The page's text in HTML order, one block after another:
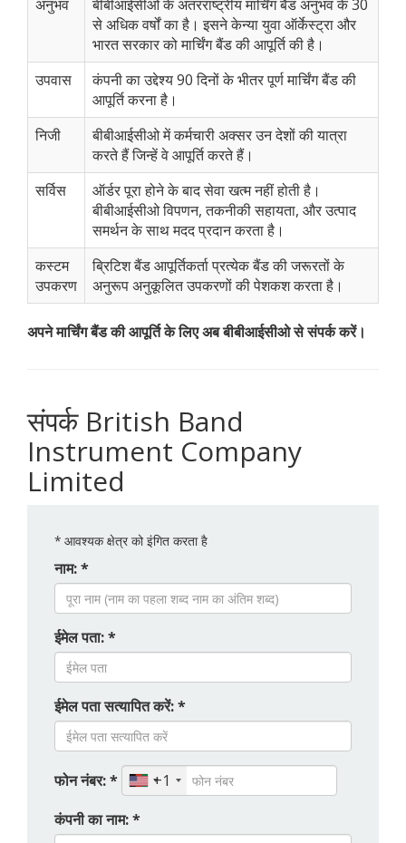
अनुभव
बीबीआईसीओ के अंतरराष्ट्रीय मार्चिंग बैंड अनुभव के 30
से अधिक वर्षों का है। इसने केन्या युवा ऑर्केस्ट्रा और
भारत सरकार को मार्चिंग बैंड की आपूर्ति की है।
उपवास
कंपनी का उद्देश्य 90 दिनों के भीतर पूर्ण मार्चिंग बैंड की
आपूर्ति करना है।
निजी
बीबीआईसीओ में कर्मचारी अक्सर उन देशों की यात्रा
करते हैं जिन्हें वे आपूर्ति करते हैं।
सर्विस
ऑर्डर पूरा होने के बाद सेवा खत्म नहीं होती है।
बीबीआईसीओ विपणन, तकनीकी सहायता, और उत्पाद
समर्थन के साथ मदद प्रदान करता है।
कस्टम
उपकरण
ब्रिटिश बैंड आपूर्तिकर्ता प्रत्येक बैंड की जरूरतों के
अनुरूप अनुकूलित उपकरणों की पेशकश करता है।
अपने मार्चिंग बैंड की आपूर्ति के लिए अब बीबीआईसीओ से संपर्क करें।
संपर्क British Band
Instrument Company
Limited
* आवश्यक क्षेत्र को इंगित करता है
नाम: *
ईमेल पता: *
ईमेल पता सत्यापित करें: *
फोन नंबर: *
+1
कंपनी का नाम: *